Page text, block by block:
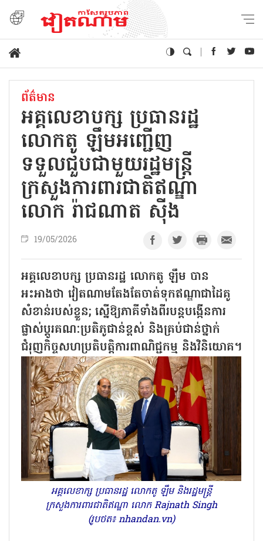
ព័ត៌មាន
អគ្គលេខាបក្ស ប្រធានរដ្ឋ
លោកតូ ឡឹមអញ្ជើញ
ទទួលជួបជាមួយរដ្ឋមន្ត្រី
ក្រសួងការពារជាតិឥណ្ឌា
លោក រ៉ាជណាត ស៊ីង
19/05/2026
អគ្គលេខាបក្ស ប្រធានរដ្ឋ លោកតូ ឡឹម បាន
អះអាងថា វៀតណាមតែងតែចាត់ទុកឥណ្ឌាជាដៃគូ
សំខាន់របស់ខ្លួន; ស្នើឱ្យភាគីទាំងពីរបន្តបង្កើនការ
ផ្លាស់ប្តូរគណៈប្រតិភូជាន់ខ្ពស់ និងគ្រប់ជាន់ថ្នាក់
ជំរុញកិច្ចសហប្រតិបត្តិការពាណិជ្ជកម្ម និងវិនិយោគ។
អគ្គលេខាក្ស ប្រធានរដ្ឋ លោកតូ ឡឹម និងរដ្ឋមន្ត្រី
ក្រសួងការពារជាតិឥណ្ឌា លោក Rajnath Singh
(រូបថត៖ nhandan.vn)